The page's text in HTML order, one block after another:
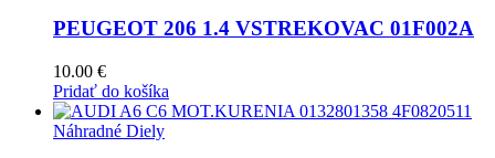
PEUGEOT 206 1.4 VSTREKOVAC 01F002A
10.00 €
Pridať do košíka
Náhradné Diely